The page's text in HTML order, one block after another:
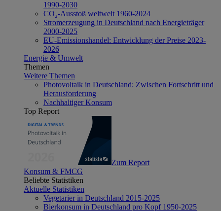
1990-2030
CO₂-Ausstoß weltweit 1960-2024
Stromerzeugung in Deutschland nach Energieträger
2000-2025
EU-Emissionshandel: Entwicklung der Preise 2023-
2026
Energie & Umwelt
Themen
Weitere Themen
Photovoltaik in Deutschland: Zwischen Fortschritt und
Herausforderung
Nachhaltiger Konsum
Top Report
Zum Report
Konsum & FMCG
Beliebte Statistiken
Aktuelle Statistiken
Vegetarier in Deutschland 2015-2025
Bierkonsum in Deutschland pro Kopf 1950-2025